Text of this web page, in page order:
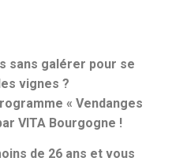
sans galérer pour se
vignes ?
« Vendanges
VITA Bourgogne !
de 26 ans et vous